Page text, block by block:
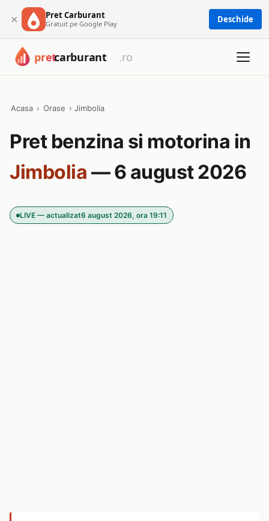
× Pret Carburant
Gratuit pe Google Play Deschide
Acasa › Orase › Jimbolia
Pret benzina si motorina in
Jimbolia — 6 august 2026
LIVE — actualizat6 august 2026, ora 19:11